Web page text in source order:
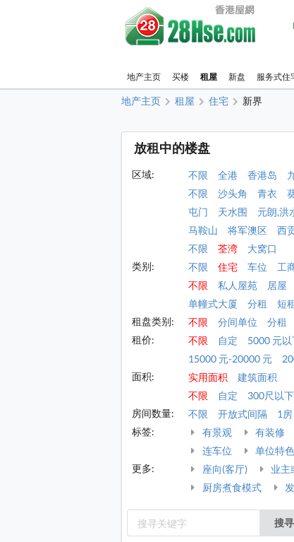
地产主页 买楼 租屋 新盘 服务式住
地产主页 租屋 住宅 新界
放租中的楼盘
区域: 不限 全港 香港岛
不限
沙头角 青衣
屯门
天水围 元朗,洪
马鞍山
将军澳区
西
不限
荃湾
大窝口
类别:
不限 住宅 车位 工
不限
私人屋苑 居屋
单幢式大厦
分租
短
租盘类别:
不限 分间单位 分租
租价:
不限 自定 5000 元以
15000 元-20000 元
面积:
实用面积
建筑面积
不限
自定 300尺以下
房间数量:
不限 开放式间隔 1房
标签:
有景观 有装修
连车位
单位特色
更多:
座向(客厅) 业主
厨房煮食模式
搜寻